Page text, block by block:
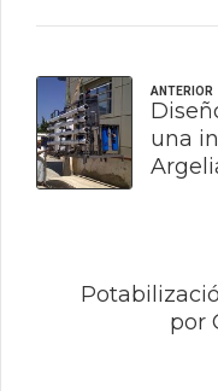
ANTERIOR
una
por